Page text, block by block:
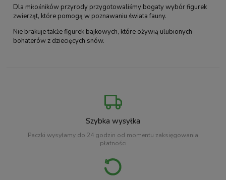
Dla miłośników przyrody przygotowaliśmy bogaty wybór figurek
zwierząt, które pomogą w poznawaniu świata fauny.
Nie brakuje także figurek bajkowych, które ożywią ulubionych
bohaterów z dziecięcych snów.
Szybka wysyłka
Paczki wysyłamy do 24 godzin od momentu zaksięgowania
płatności